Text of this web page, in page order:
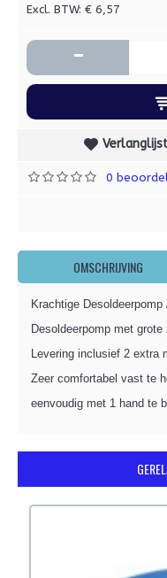
Excl. BTW: € 6,57
-
0
OMSCHRIJVING
Krachtige
Desoldeerpomp met
Levering inclusief 2 extra
Zeer comfortabel vast te
eenvoudig met 1 hand te